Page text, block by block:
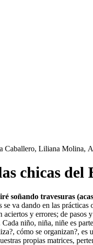
Liliana Molina,
chicas del
soñando travesuras
va dando en las
y errores; de pasos
niño, niña, niñe es
cómo se organizan?,
propias matrices,